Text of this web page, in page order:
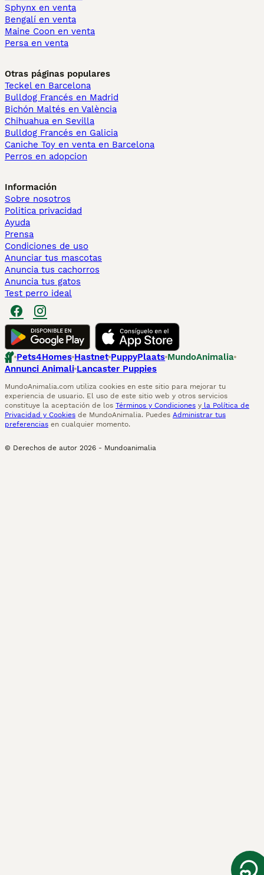
Sphynx en venta
Bengalí en venta
Maine Coon en venta
Persa en venta
Otras páginas populares
Teckel en Barcelona
Bulldog Francés en Madrid
Bichón Maltés en València
Chihuahua en Sevilla
Bulldog Francés en Galicia
Caniche Toy en venta en Barcelona
Perros en adopcion
Información
Sobre nosotros
Politica privacidad
Ayuda
Prensa
Condiciones de uso
Anunciar tus mascotas
Anuncia tus cachorros
Anuncia tus gatos
Test perro ideal
Pets4Homes Hastnet PuppyPlaats MundoAnimalia
Annunci Animali Lancaster Puppies
MundoAnimalia.com utiliza cookies en este sitio para mejorar tu
experiencia de usuario. El uso de este sitio web y otros servicios
constituye la aceptación de los Términos y Condiciones y la Política de
Privacidad y Cookies de MundoAnimalia. Puedes Administrar tus
preferencias en cualquier momento.
© Derechos de autor 2026 - Mundoanimalia